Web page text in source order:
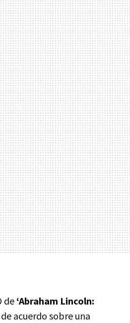
de ‘Abraham Lincoln:
acuerdo sobre una